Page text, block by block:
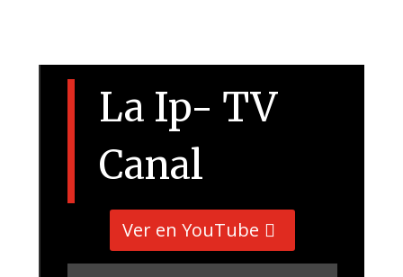
La Ip- TV
Canal
Ver en YouTube